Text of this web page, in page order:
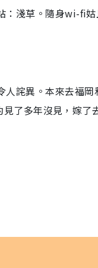
：淺草。隨身wi-fi姑
詫異。本來去福岡
了多年沒見，嫁了